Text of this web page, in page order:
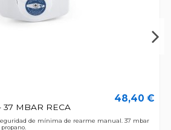
37 MBAR RECA
48,40 €
de mínima de rearme manual. 37 mbar